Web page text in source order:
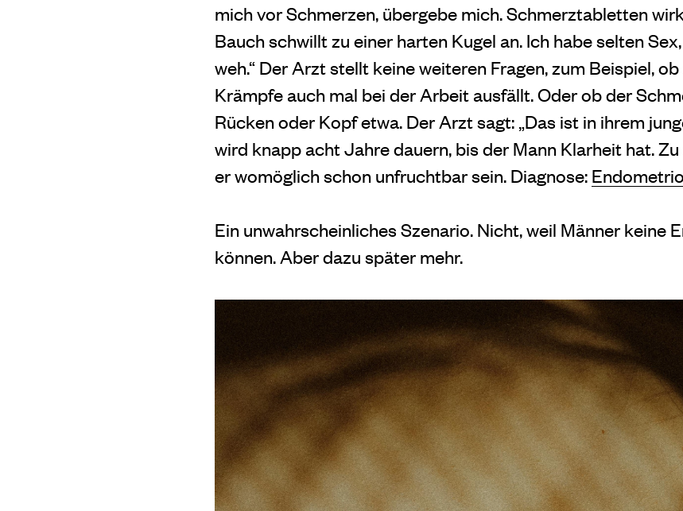
mich vor Schmerzen, übergebe mich. Schmerztabletten
Bauch schwillt zu einer harten Kugel an. Ich habe selten
weh.“ Der Arzt stellt keine weiteren Fragen, zum Beispiel,
Krämpfe auch mal bei der Arbeit ausfällt. Oder ob der
Rücken oder Kopf etwa. Der Arzt sagt: „Das ist in ihrem
wird knapp acht Jahre dauern, bis der Mann Klarheit hat.
er womöglich schon unfruchtbar sein. Diagnose:
Ein unwahrscheinliches Szenario. Nicht, weil Männer keine
können. Aber dazu später mehr.